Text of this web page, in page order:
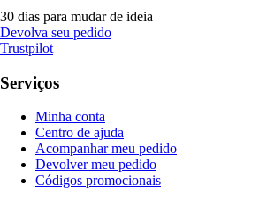
30 dias para mudar de ideia
Devolva seu pedido
Trustpilot
Serviços
Minha conta
Centro de ajuda
Acompanhar meu pedido
Devolver meu pedido
Códigos promocionais